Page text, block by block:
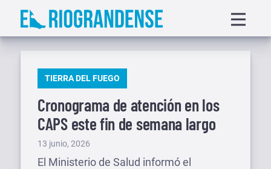
Saltar
menu
PUBLICADO
TIERRA DEL FUEGO
Cronograma de atención en los
CAPS este fin de semana largo
Publicado
el
13 junio, 2026
El Ministerio de Salud informó el